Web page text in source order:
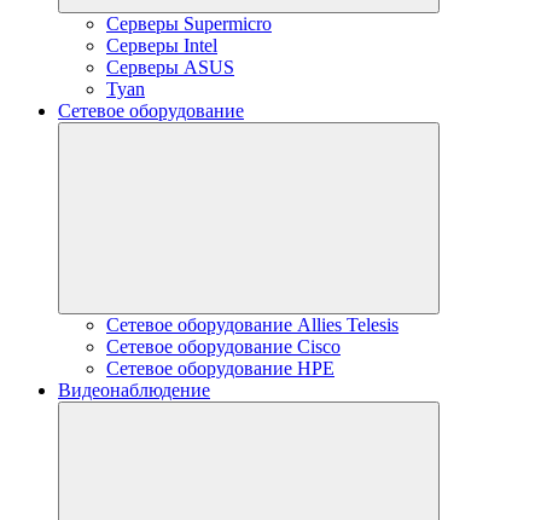
Серверы Supermicro
Серверы Intel
Серверы ASUS
Tyan
Сетевое оборудование
Сетевое оборудование Allies Telesis
Сетевое оборудование Cisco
Сетевое оборудование HPE
Видеонаблюдение